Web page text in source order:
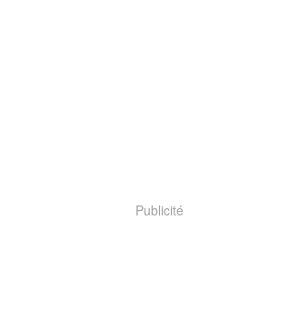
Publicité